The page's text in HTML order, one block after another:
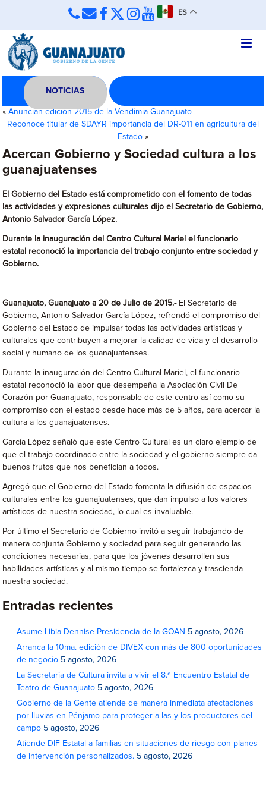
ES
NOTICIAS
«Anuncian edición 2015 de la Vendimia Guanajuato
Reconoce titular de SDAYR importancia del DR-011 en agricultura del
Estado »
Acercan Gobierno y Sociedad cultura a los
guanajuatenses
El Gobierno del Estado está comprometido con el fomento de todas
las actividades y expresiones culturales dijo el Secretario de Gobierno,
Antonio Salvador García López.
Durante la inauguración del Centro Cultural Mariel el funcionario
estatal reconoció la importancia del trabajo conjunto entre sociedad y
Gobierno.
Guanajuato, Guanajuato a 20 de Julio de 2015.-El Secretario de
Gobierno, Antonio Salvador García López, refrendó el compromiso del
Gobierno del Estado de impulsar todas las actividades artísticas y
culturales que contribuyen a mejorar la calidad de vida y el desarrollo
social y humano de los guanajuatenses.
Durante la inauguración del Centro Cultural Mariel, el funcionario
estatal reconoció la labor que desempeña la Asociación Civil De
Corazón por Guanajuato, responsable de este centro así como su
compromiso con el estado desde hace más de 5 años, para acercar la
cultura a los guanajuatenses.
García López señaló que este Centro Cultural es un claro ejemplo de
que el trabajo coordinado entre la sociedad y el gobierno siempre da
buenos frutos que nos benefician a todos.
Agregó que el Gobierno del Estado fomenta la difusión de espacios
culturales entre los guanajuatenses, que dan impulso a los valores
artísticos de nuestra sociedad, lo cual es invaluable.
Por último el Secretario de Gobierno invitó a seguir trabajando de
manera conjunta Gobierno y sociedad para seguir generando las
condiciones necesarias, para que los jóvenes desarrollen sus
habilidades artísticas y al mismo tiempo se fortalezca y trascienda
nuestra sociedad.
Entradas recientes
Asume Libia Dennise Presidencia de la GOAN 5 agosto, 2026
Arranca la 10ma. edición de DIVEX con más de 800 oportunidades
de negocio 5 agosto, 2026
La Secretaría de Cultura invita a vivir el 8.º Encuentro Estatal de
Teatro de Guanajuato 5 agosto, 2026
Gobierno de la Gente atiende de manera inmediata afectaciones
por lluvias en Pénjamo para proteger a las y los productores del
campo 5 agosto, 2026
Atiende DIF Estatal a familias en situaciones de riesgo con planes
de intervención personalizados. 5 agosto, 2026